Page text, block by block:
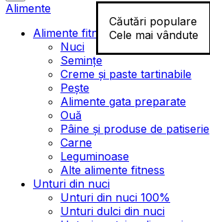
Căutări populare
Cele mai vândute
Alimente
Alimente fitness
Nuci
Semințe
Creme și paste tartinabile
Pește
Alimente gata preparate
Ouă
Pâine și produse de patiserie
Carne
Leguminoase
Alte alimente fitness
Unturi din nuci
Unturi din nuci 100%
Unturi dulci din nuci